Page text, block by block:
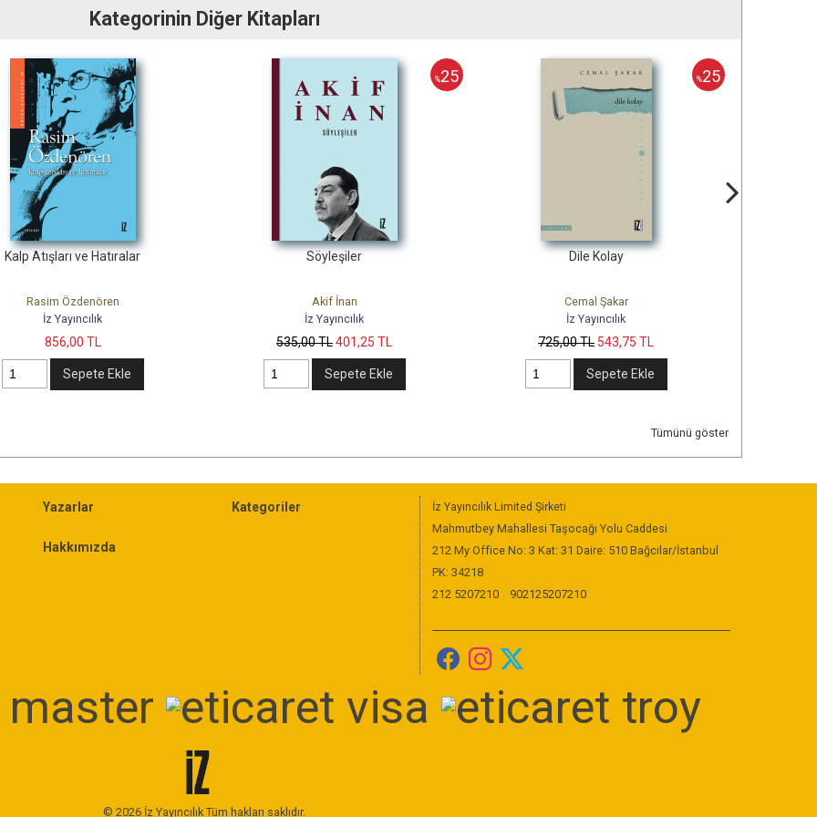
Kategorinin Diğer Kitapları
Söyleşiler
Akif İnan
535
Sepete Ekle
725,00TL
Sepete Ekle
İslam Hakkında Ne Dediler?
89,00TL
Stokta yok
Tümünü göster
Yazarlar Kategoriler
Hakkımızda
İz Yayıncılık Limited Şirketi
Mahmutbey Mahallesi Taşocağı Yolu Caddesi
212 My Office No: 3 Kat: 31 Daire: 510 Bağcılar/İstanbul
PK: 34218
212 5207210
902125207210
© 2026 İz Yayıncılık Tüm hakları saklıdır.